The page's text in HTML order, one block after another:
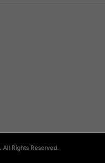
. All Rights Reserved.